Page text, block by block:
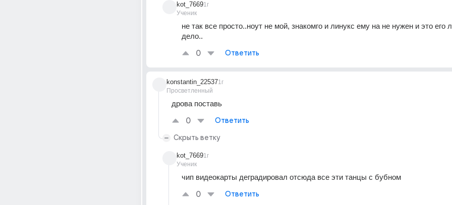
kot_7669
Ученик
1г
не так все просто..ноут не мой, знакомго и линукс ему на не нужен и это его
дело..
0 Ответить
konstantin_22537
Просветленный
1г
дрова поставь
0 Ответить
Скрыть ветку
kot_7669
Ученик
1г
чип видеокарты деградировал отсюда все эти танцы с бубном
0 Ответить